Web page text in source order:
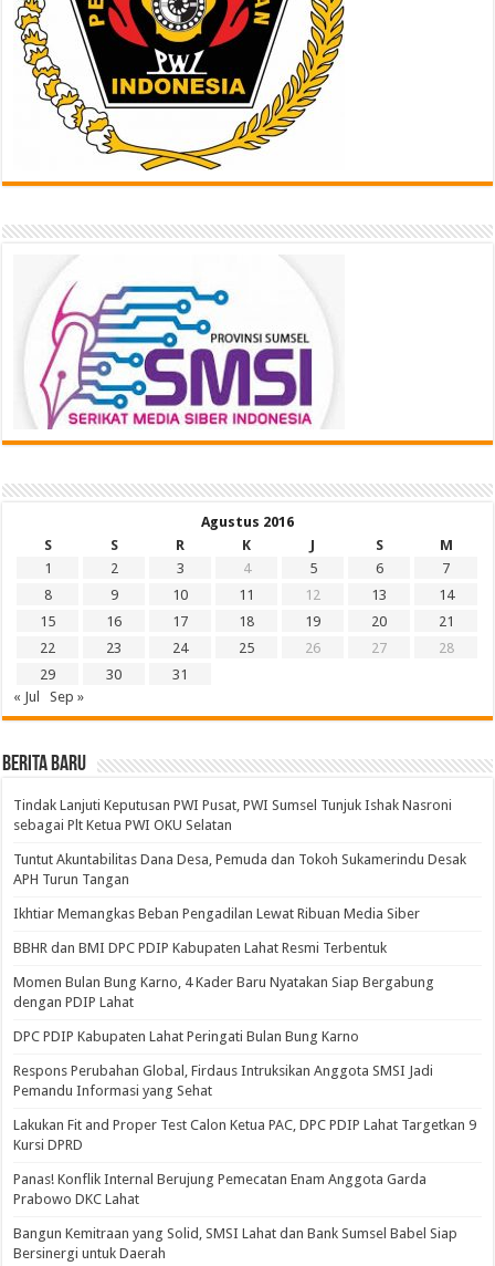
Agustus 2016
S
S R K J S
M
1
2 3 4 5 6
7
8
9 10 11 12 13
14
15
16 17 18 19 20
21
22
23 24 25 26 27
28
29
30
31
« Jul
Sep »
BERITA BARU
Tindak Lanjuti Keputusan PWI Pusat, PWI Sumsel Tunjuk Ishak Nasroni
sebagai Plt Ketua PWI OKU Selatan
Tuntut Akuntabilitas Dana Desa, Pemuda dan Tokoh Sukamerindu Desak
APH Turun Tangan
Ikhtiar Memangkas Beban Pengadilan Lewat Ribuan Media Siber
BBHR dan BMI DPC PDIP Kabupaten Lahat Resmi Terbentuk
Momen Bulan Bung Karno, 4 Kader Baru Nyatakan Siap Bergabung
dengan PDIP Lahat
DPC PDIP Kabupaten Lahat Peringati Bulan Bung Karno
Respons Perubahan Global, Firdaus Intruksikan Anggota SMSI Jadi
Pemandu Informasi yang Sehat
Lakukan Fit and Proper Test Calon Ketua PAC, DPC PDIP Lahat Targetkan 9
Kursi DPRD
Panas! Konflik Internal Berujung Pemecatan Enam Anggota Garda
Prabowo DKC Lahat
Bangun Kemitraan yang Solid, SMSI Lahat dan Bank Sumsel Babel Siap
Bersinergi untuk Daerah